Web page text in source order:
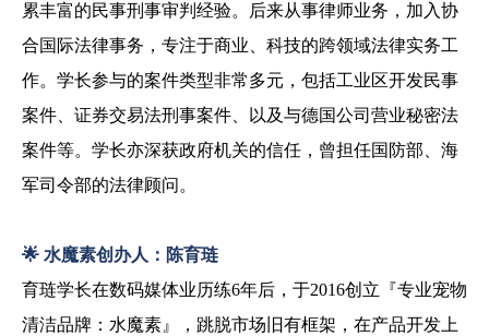
累丰富的民事刑事审判经验。后来从事律师业务，加入协
合国际法律事务，专注于商业、科技的跨领域法律实务工
作。学长参与的案件类型非常多元，包括工业区开发民事
案件、证券交易法刑事案件、以及与德国公司营业秘密法
案件等。学长亦深获政府机关的信任，曾担任国防部、海
军司令部的法律顾问。
🌟 水魔素创办人：陈育琏
育琏学长在数码媒体业历练6年后，于2016创立『专业宠物
清洁品牌：水魔素』，跳脱市场旧有框架，在产品开发上